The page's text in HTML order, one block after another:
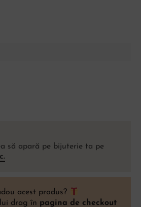
să apară pe bijuterie ta pe
acest produs?
drag în pagina de checkout